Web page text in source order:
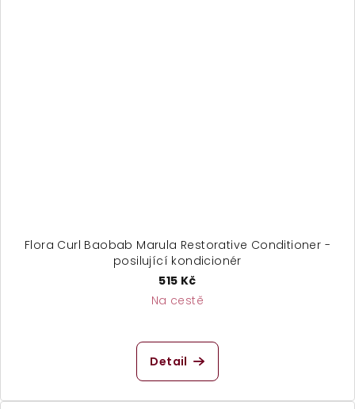
Flora Curl Baobab Marula Restorative Conditioner -
posilující kondicionér
515 Kč
Na cestě
Detail